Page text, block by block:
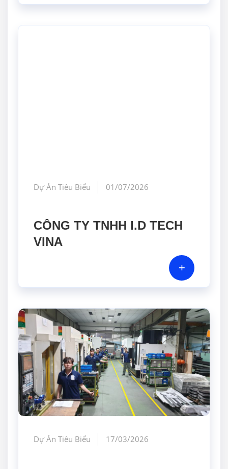
TECH VIỆT NAM
Dự Án Tiêu Biểu 01/07/2026
CÔNG TY TNHH I.D TECH
VINA
+
Dự Án Tiêu Biểu 17/03/2026